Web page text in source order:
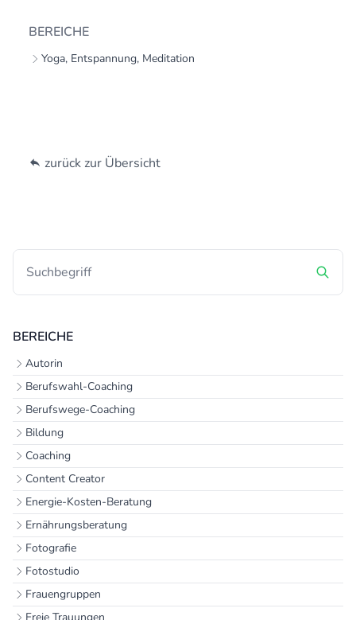
BEREICHE
Autorin
Berufswahl-Coaching
Berufswege-Coaching
Bildung
Coaching
Content Creator
Energie-Kosten-Beratung
Ernährungsberatung
Fotografie
Fotostudio
Frauengruppen
BEREICHE
Yoga, Entspannung, Meditation
zurück zur Übersicht